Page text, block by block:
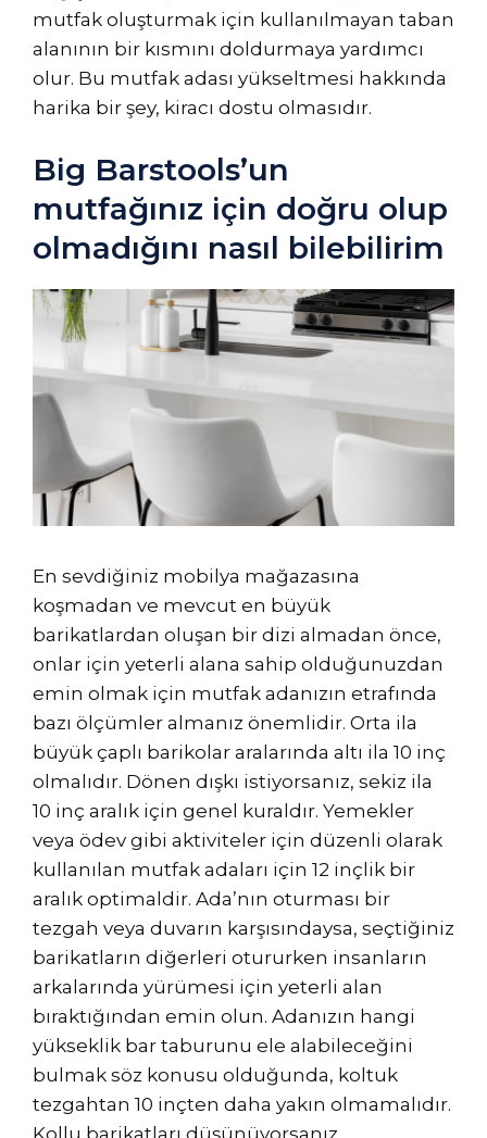
mutfak oluşturmak için kullanılmayan taban
alanının bir kısmını doldurmaya yardımcı
olur. Bu mutfak adası yükseltmesi hakkında
harika bir şey, kiracı dostu olmasıdır.
Big Barstools’un
mutfağınız için doğru olup
olmadığını nasıl bilebilirim
En sevdiğiniz mobilya mağazasına
koşmadan ve mevcut en büyük
barikatlardan oluşan bir dizi almadan önce,
onlar için yeterli alana sahip olduğunuzdan
emin olmak için mutfak adanızın etrafında
bazı ölçümler almanız önemlidir. Orta ila
büyük çaplı barikolar aralarında altı ila 10 inç
olmalıdır. Dönen dışkı istiyorsanız, sekiz ila
10 inç aralık için genel kuraldır. Yemekler
veya ödev gibi aktiviteler için düzenli olarak
kullanılan mutfak adaları için 12 inçlik bir
aralık optimaldir. Ada’nın oturması bir
tezgah veya duvarın karşısındaysa, seçtiğiniz
barikatların diğerleri otururken insanların
arkalarında yürümesi için yeterli alan
bıraktığından emin olun. Adanızın hangi
yükseklik bar taburunu ele alabileceğini
bulmak söz konusu olduğunda, koltuk
tezgahtan 10 inçten daha yakın olmamalıdır.